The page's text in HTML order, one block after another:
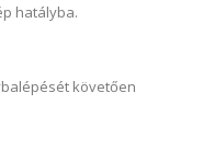
hatályba.
követően